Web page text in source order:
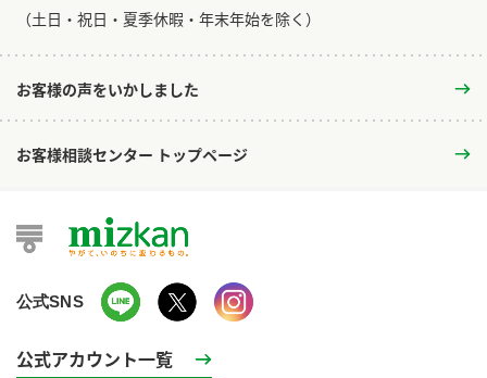
​（土日・祝日・夏季休暇・年末年始を除く）
お客様の声をいかしました
お客様相談センター トップページ
公式SNS
公式アカウント一覧